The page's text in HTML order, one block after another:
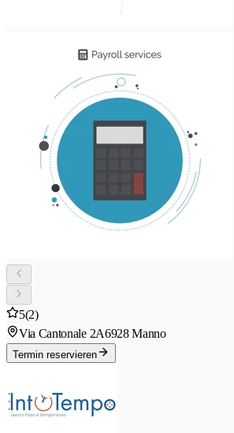
5(2)
Via Cantonale 2A6928 Manno
Termin reservieren